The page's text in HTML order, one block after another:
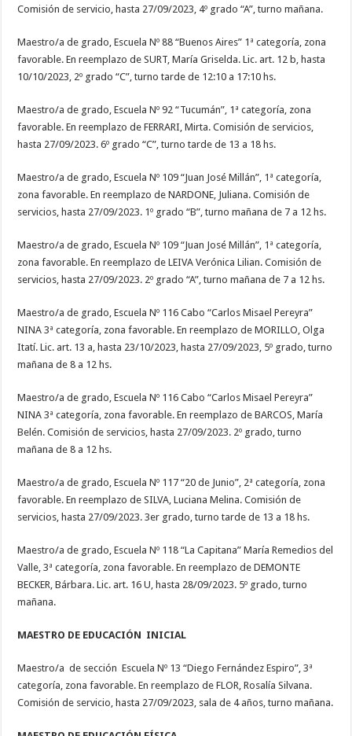
Comisión de servicio, hasta 27/09/2023, 4º grado “A”, turno mañana.
Maestro/a de grado, Escuela Nº 88 “Buenos Aires” 1ª categoría, zona
favorable. En reemplazo de SURT, María Griselda. Lic. art. 12 b, hasta
10/10/2023, 2º grado “C”, turno tarde de 12:10 a 17:10 hs.
Maestro/a de grado, Escuela Nº 92 “Tucumán”, 1ª categoría, zona
favorable. En reemplazo de FERRARI, Mirta. Comisión de servicios,
hasta 27/09/2023. 6º grado “C”, turno tarde de 13 a 18 hs.
Maestro/a de grado, Escuela Nº 109 “Juan José Millán”, 1ª categoría,
zona favorable. En reemplazo de NARDONE, Juliana. Comisión de
servicios, hasta 27/09/2023. 1º grado “B”, turno mañana de 7 a 12 hs.
Maestro/a de grado, Escuela Nº 109 “Juan José Millán”, 1ª categoría,
zona favorable. En reemplazo de LEIVA Verónica Lilian. Comisión de
servicios, hasta 27/09/2023. 2º grado “A”, turno mañana de 7 a 12 hs.
Maestro/a de grado, Escuela Nº 116 Cabo “Carlos Misael Pereyra”
NINA 3ª categoría, zona favorable. En reemplazo de MORILLO, Olga
Itatí. Lic. art. 13 a, hasta 23/10/2023, hasta 27/09/2023, 5º grado, turno
mañana de 8 a 12 hs.
Maestro/a de grado, Escuela Nº 116 Cabo “Carlos Misael Pereyra”
NINA 3ª categoría, zona favorable. En reemplazo de BARCOS, María
Belén. Comisión de servicios, hasta 27/09/2023. 2º grado, turno
mañana de 8 a 12 hs.
Maestro/a de grado, Escuela Nº 117 “20 de Junio”, 2ª categoría, zona
favorable. En reemplazo de SILVA, Luciana Melina. Comisión de
servicios, hasta 27/09/2023. 3er grado, turno tarde de 13 a 18 hs.
Maestro/a de grado, Escuela Nº 118 “La Capitana” María Remedios del
Valle, 3ª categoría, zona favorable. En reemplazo de DEMONTE
BECKER, Bárbara. Lic. art. 16 U, hasta 28/09/2023. 5º grado, turno
mañana.
MAESTRO DE EDUCACIÓN INICIAL
Maestro/a de sección Escuela Nº 13 “Diego Fernández Espiro”, 3ª
categoría, zona favorable. En reemplazo de FLOR, Rosalía Silvana.
Comisión de servicio, hasta 27/09/2023, sala de 4 años, turno mañana.